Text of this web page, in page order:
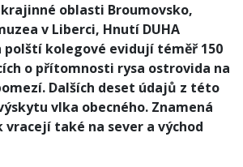
oblasti Broumovsko,
v Liberci, Hnutí DUHA
polští kolegové evidují téměř 150
o přítomnosti rysa ostrovida na
Dalších deset údajů z této
vlka obecného. Znamená
vracejí také na sever a východ